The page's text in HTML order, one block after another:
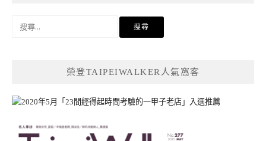
榮登TAIPEIWALKER人氣窩客